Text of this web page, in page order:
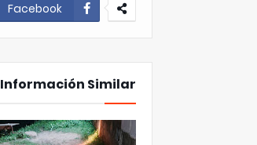
Facebook
Información Similar